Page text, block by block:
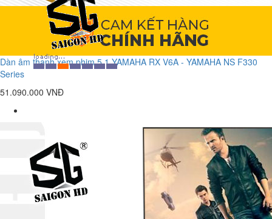
Dàn âm thanh xem phim 5.1 YAMAHA RX V6A - YAMAHA NS F330
Series
51.090.000 VNĐ